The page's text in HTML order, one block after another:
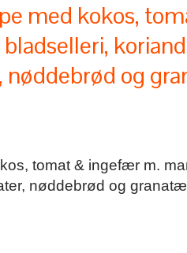
med kokos,
og
tomat & ingefær m.
nøddebrød og